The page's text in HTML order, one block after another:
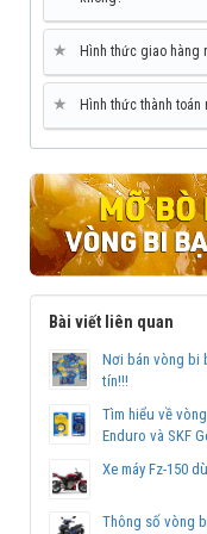
★ Hình thức giao hàng
★ Hình thức thành toán
Bài viết liên quan
Nơi bán vòng bi
tín!!!
Tìm hiểu về
Enduro và SKF
Xe máy Fz-150
Thông số vòng